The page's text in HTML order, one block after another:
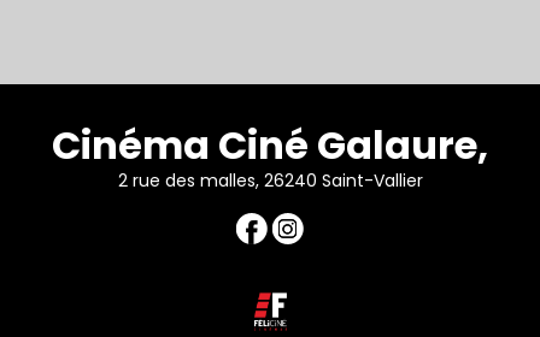
Cinéma Ciné Galaure,
2 rue des malles, 26240 Saint-Vallier